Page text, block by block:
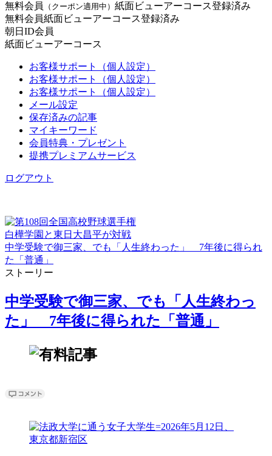
無料会員
（クーポン適用中） 紙面ビューアーコース登録済み
無料会員紙面ビューアーコース登録済み
朝日ID会員
紙面ビューアーコース
お客様サポート（個人設定）
お客様サポート（個人設定）
お客様サポート（個人設定）
メール設定
保存済みの記事
マイキーワード
会員特典・プレゼント
提携プレミアムサービス
ログアウト
白樺学園と東日大昌平が対戦
中学受験で御三家、でも「人生終わった」 7年後に得られ
た「普通」
ストーリー
中学受験で御三家、でも「人生終わっ
た」 7年後に得られた「普通」